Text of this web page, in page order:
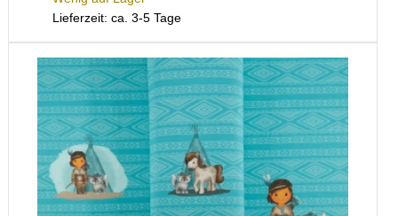
Lieferzeit: ca. 3-5 Tage